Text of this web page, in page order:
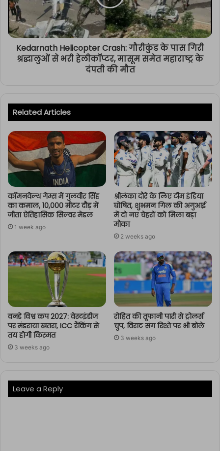
Kedarnath Helicopter Crash: गौरीकुंड के पास गिरी
श्रद्धालुओं से भरी हेलीकॉप्टर, मासूम समेत महाराष्ट्र के
दंपती की मौत
Related Articles
कॉमनवेल्थ गेम्स में गुलवीर सिंह
का कमाल, 10,000 मीटर दौड़ में
जीता ऐतिहासिक सिल्वर मेडल
1 week ago
श्रीलंका दौरे के लिए टीम इंडिया
घोषित, शुभमन गिल की अगुआई
में दो नए चेहरों को मिला बड़ा
मौका
2 weeks ago
वनडे विश्व कप 2027: वेस्टइंडीज
पर मंडराया खतरा, ICC रैंकिंग से
तय होगी किस्मत
3 weeks ago
रोहित की तूफानी पारी से ट्रोलर्स
चुप, विराट संग रिश्ते पर भी बोले
3 weeks ago
Leave a Reply